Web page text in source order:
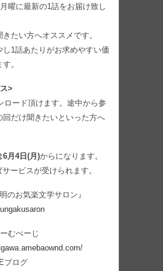
曜に最新の1話をお届け致し
たい方へオススメです。
1話あたりがお求めやすい価
。
>
ロード頂けます。途中から参
回だけ聞きたいといった方へ
6月4日(月)からになります。
ービスが受けられます。
のお気楽文学サロン』
むぺーじ
ブログ